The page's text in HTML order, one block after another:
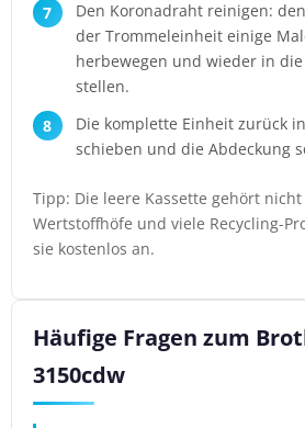
Den Koronadraht reinigen:
der Trommeleinheit einige
herbewegen und wieder in
stellen.
Die komplette Einheit zurück
schieben und die Abdeckung
Tipp: Die leere Kassette gehört
Wertstoffhöfe und viele Recycling-
sie kostenlos an.
Häufige Fragen zum
3150cdw